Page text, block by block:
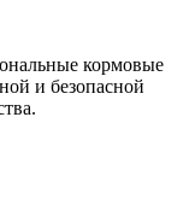
кормовые
и безопасной